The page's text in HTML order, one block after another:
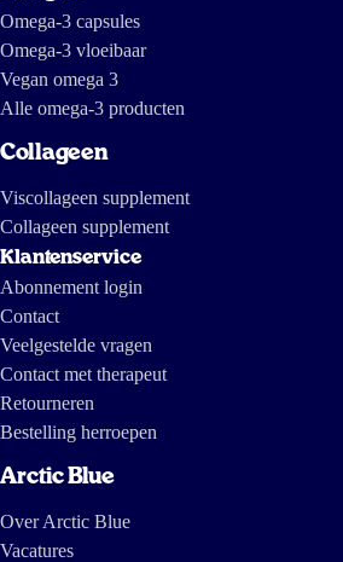
Omega-3 capsules
Omega-3 vloeibaar
Vegan omega 3
Alle omega-3 producten
Collageen
Viscollageen supplement
Collageen supplement
Klantenservice
Abonnement login
Contact
Veelgestelde vragen
Contact met therapeut
Retourneren
Bestelling herroepen
Arctic Blue
Over Arctic Blue
Vacatures